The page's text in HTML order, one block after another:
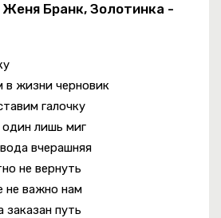
Бранк, Золотинка -
в жизни черновик
галочку
один лишь миг
вчерашняя
не вернуть
не важно нам
путь